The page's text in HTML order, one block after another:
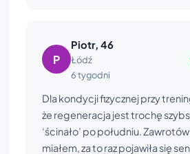
P
Piotr, 46
Łódź
6 tygodni
Dla kondycji fizycznej przy
że regeneracja jest trochę
‘ścinało’ po południu.
miałem, za to raz pojawiła się